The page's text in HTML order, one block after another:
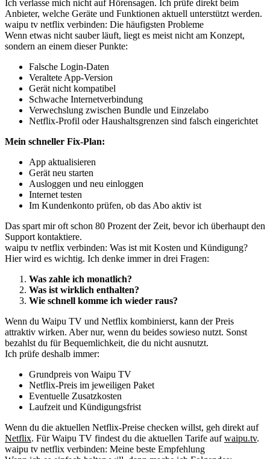
Ich verlasse mich nicht auf Hörensagen. Ich prüfe direkt beim
Anbieter, welche Geräte und Funktionen aktuell unterstützt werden.
waipu tv netflix verbinden: Die häufigsten Probleme
Wenn etwas nicht sauber läuft, liegt es meist nicht am Konzept,
sondern an einem dieser Punkte:
Falsche Login-Daten
Veraltete App-Version
Gerät nicht kompatibel
Schwache Internetverbindung
Verwechslung zwischen Bundle und Einzelabo
Netflix-Profil oder Haushaltsgrenzen sind falsch eingerichtet
Mein schneller Fix-Plan:
App aktualisieren
Gerät neu starten
Ausloggen und neu einloggen
Internet testen
Im Kundenkonto prüfen, ob das Abo aktiv ist
Das spart mir oft schon 80 Prozent der Zeit, bevor ich überhaupt den
Support kontaktiere.
waipu tv netflix verbinden: Was ist mit Kosten und Kündigung?
Hier wird es wichtig. Ich denke immer in drei Fragen:
Was zahle ich monatlich?
Was ist wirklich enthalten?
Wie schnell komme ich wieder raus?
Wenn du Waipu TV und Netflix kombinierst, kann der Preis
attraktiv wirken. Aber nur, wenn du beides sowieso nutzt. Sonst
bezahlst du für Bequemlichkeit, die du nicht ausnutzt.
Ich prüfe deshalb immer:
Grundpreis von Waipu TV
Netflix-Preis im jeweiligen Paket
Eventuelle Zusatzkosten
Laufzeit und Kündigungsfrist
Wenn du die aktuellen Netflix-Preise checken willst, geh direkt auf
Netflix. Für Waipu TV findest du die aktuellen Tarife aufwaipu.tv.
waipu tv netflix verbinden: Meine beste Empfehlung